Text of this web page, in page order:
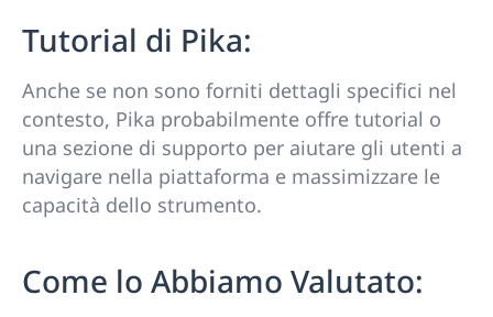
Tutorial di Pika:
Anche se non sono forniti dettagli specifici nel
contesto, Pika probabilmente offre tutorial o
una sezione di supporto per aiutare gli utenti a
navigare nella piattaforma e massimizzare le
capacità dello strumento.
Come lo Abbiamo Valutato: